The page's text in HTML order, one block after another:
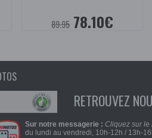
89.95 78.10€
RETROUVEZ
Sur notre messagerie : Cliquez sur le
du lundi au vendredi, 10h-12h / 13h-